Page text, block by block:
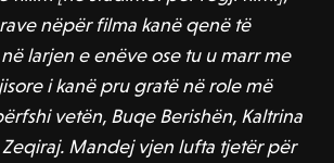
nëpër filma kanë qenë të
larjen e enëve ose tu u marr me
i kanë pru gratë në role më
vetën, Buqe Berishën, Kaltrina
Zeqiraj. Mandej vjen lufta tjetër për